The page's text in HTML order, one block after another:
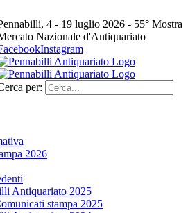
4 - 19 luglio 2026 - 55° Mostra
Nazionale d'Antiquariato
Instagram
per:
2026
Antiquariato 2025
stampa 2025